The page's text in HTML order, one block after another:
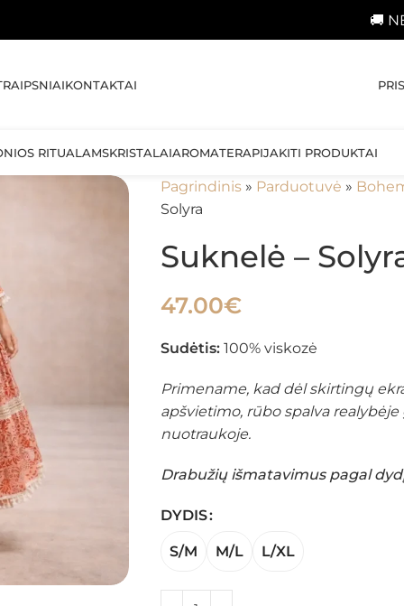
🚚
KONTAKTAI
RITUALAMSKRISTALAIAROMATERAPIJAKITI PRODUKTAI
Pagrindinis» Parduotuvė »
Solyra
Suknelė –
47.00€
Sudėtis: 100% viskozė
Primename, kad dėl skirtingų
apšvietimo, rūbo spalva
nuotraukoje.
Drabužių išmatavimus pagal
DYDIS
S/M M/L L/XL